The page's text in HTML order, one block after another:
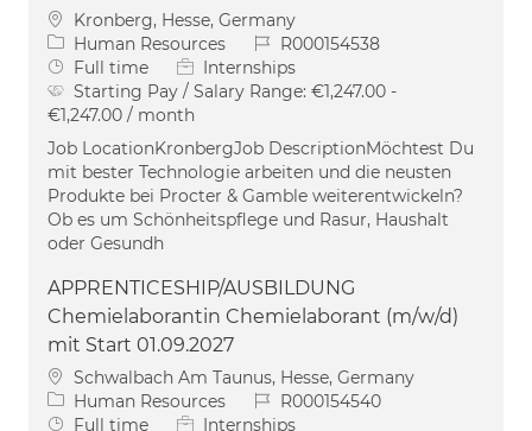
Location
Kronberg, Hesse, Germany
Category
Human Resources Job IdR000154538
Job Type
Full time
Internships
Starting Pay / Salary Range: €1,247.00 -
€1,247.00 / month
Job LocationKronbergJob DescriptionMöchtest Du
mit bester Technologie arbeiten und die neusten
Produkte bei Procter & Gamble weiterentwickeln?
Ob es um Schönheitspflege und Rasur, Haushalt
oder Gesundh
APPRENTICESHIP/AUSBILDUNG
Chemielaborantin Chemielaborant (m/w/d)
mit Start 01.09.2027
Location
Schwalbach Am Taunus, Hesse, Germany
Category
Human Resources Job IdR000154540
Job Type
Full time Internships